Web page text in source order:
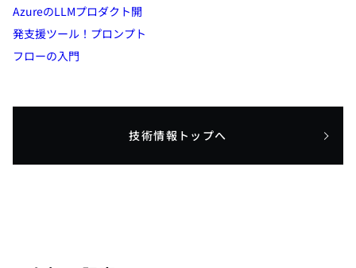
AzureのLLMプロダクト開
発支援ツール！プロンプト
フローの入門
技術情報トップへ